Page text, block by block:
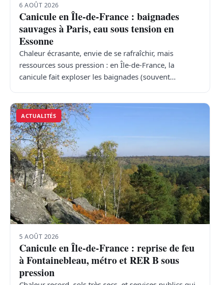
6 AOÛT 2026
Canicule en Île-de-France : baignades
sauvages à Paris, eau sous tension en
Essonne
Chaleur écrasante, envie de se rafraîchir, mais
ressources sous pression : en Île-de-France, la
canicule fait exploser les baignades (souvent…
ACTUALITÉS
5 AOÛT 2026
Canicule en Île-de-France : reprise de feu
à Fontainebleau, métro et RER B sous
pression